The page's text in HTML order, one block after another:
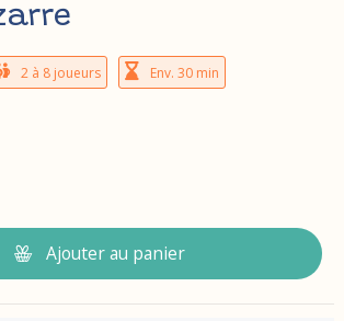
2 à 8 joueurs Env. 30 min
Ajouter au panier